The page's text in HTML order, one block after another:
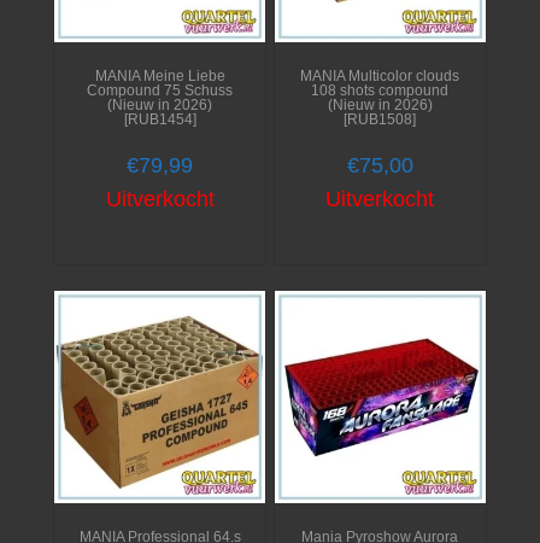
MANIA Meine Liebe
Compound 75 Schuss
(Nieuw in 2026)
[RUB1454]
€79,99
Uitverkocht
MANIA Multicolor clouds
108 shots compound
(Nieuw in 2026)
[RUB1508]
€75,00
Uitverkocht
MANIA Professional 64.s
Mania Pyroshow Aurora